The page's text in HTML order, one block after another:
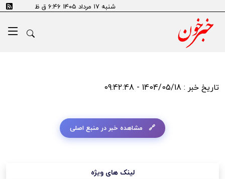
شنبه ۱۷ مرداد ۱۴۰۵ ۶:۴۶ ق ظ
تاریخ خبر : 1404/05/18 - 09:42:48
مشاهده خبر در منبع اصلی
لینک های ویژه